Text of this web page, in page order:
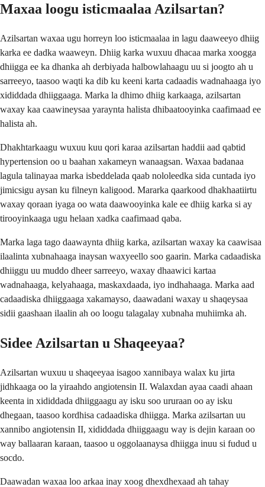
Maxaa loogu isticmaalaa Azilsartan?
Azilsartan waxaa ugu horreyn loo isticmaalaa in lagu daaweeyo dhiig
karka ee dadka waaweyn. Dhiig karka wuxuu dhacaa marka xoogga
dhiigga ee ka dhanka ah derbiyada halbowlahaagu uu si joogto ah u
sarreeyo, taasoo waqti ka dib ku keeni karta cadaadis wadnahaaga iyo
xididdada dhiiggaaga. Marka la dhimo dhiig karkaaga, azilsartan
waxay kaa caawineysaa yaraynta halista dhibaatooyinka caafimaad ee
halista ah.
Dhakhtarkaagu wuxuu kuu qori karaa azilsartan haddii aad qabtid
hypertension oo u baahan xakameyn wanaagsan. Waxaa badanaa
lagula talinayaa marka isbeddelada qaab nololeedka sida cuntada iyo
jimicsigu aysan ku filneyn kaligood. Mararka qaarkood dhakhaatiirtu
waxay qoraan iyaga oo wata daawooyinka kale ee dhiig karka si ay
tirooyinkaaga ugu helaan xadka caafimaad qaba.
Marka laga tago daawaynta dhiig karka, azilsartan waxay ka caawisaa
ilaalinta xubnahaaga inaysan waxyeello soo gaarin. Marka cadaadiska
dhiiggu uu muddo dheer sarreeyo, waxay dhaawici kartaa
wadnahaaga, kelyahaaga, maskaxdaada, iyo indhahaaga. Marka aad
cadaadiska dhiiggaaga xakamayso, daawadani waxay u shaqeysaa
sidii gaashaan ilaalin ah oo loogu talagalay xubnaha muhiimka ah.
Sidee Azilsartan u Shaqeeyaa?
Azilsartan wuxuu u shaqeeyaa isagoo xannibaya walax ku jirta
jidhkaaga oo la yiraahdo angiotensin II. Walaxdan ayaa caadi ahaan
keenta in xididdada dhiiggaagu ay isku soo ururaan oo ay isku
dhegaan, taasoo kordhisa cadaadiska dhiigga. Marka azilsartan uu
xannibo angiotensin II, xididdada dhiiggaagu way is dejin karaan oo
way ballaaran karaan, taasoo u oggolaanaysa dhiigga inuu si fudud u
socdo.
Daawadan waxaa loo arkaa inay xoog dhexdhexaad ah tahay